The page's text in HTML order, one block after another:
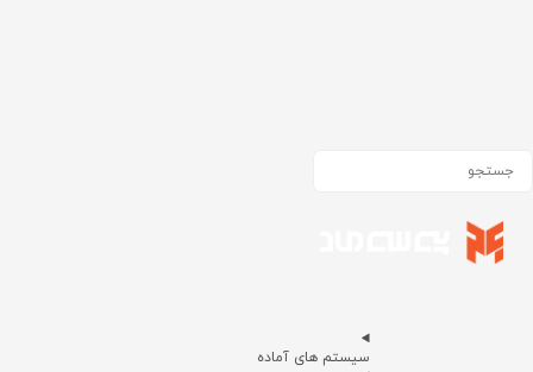
سیستم های آماده